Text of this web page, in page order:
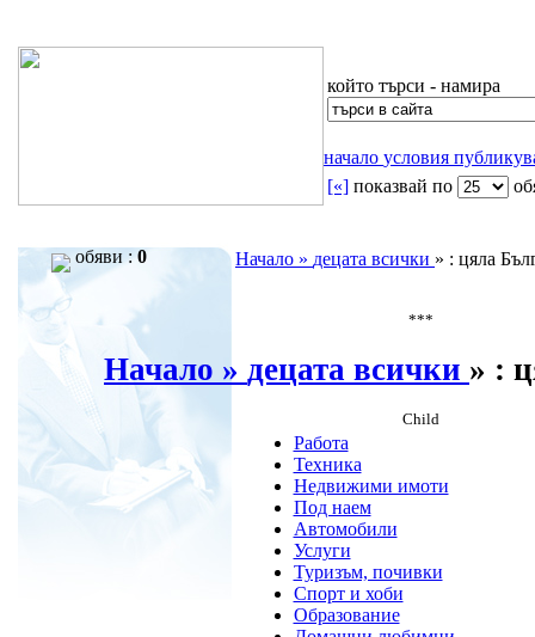
който търси - намира
начало условия
[«] показвай по
обяви :0 Начало » децата всички » : цяла
***
Начало » децата всички » :
Child
Работа
Техника
Недвижими имоти
Под наем
Автомобили
Услуги
Туризъм, почивки
Спорт и хоби
Образование